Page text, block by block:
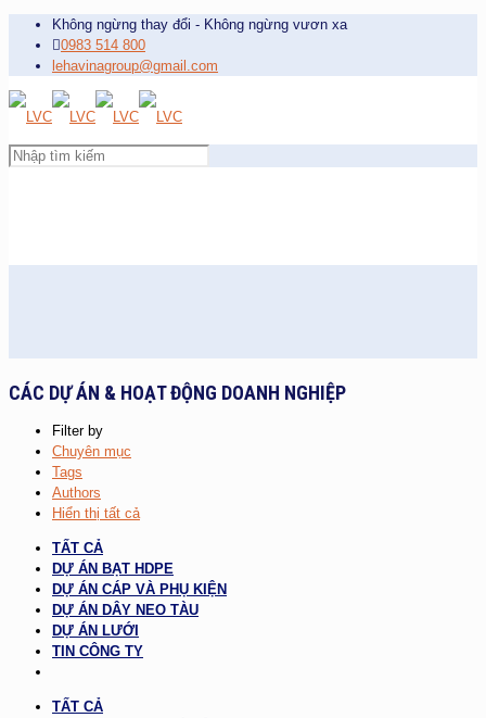
Không ngừng thay đổi - Không ngừng vươn xa
0983 514 800
lehavinagroup@gmail.com
CÁC DỰ ÁN & HOẠT ĐỘNG DOANH NGHIỆP
Filter by
Chuyên mục
Tags
Authors
Hiển thị tất cả
TẤT CẢ
DỰ ÁN BẠT HDPE
DỰ ÁN CÁP VÀ PHỤ KIỆN
DỰ ÁN DÂY NEO TÀU
DỰ ÁN LƯỚI
TIN CÔNG TY
TẤT CẢ